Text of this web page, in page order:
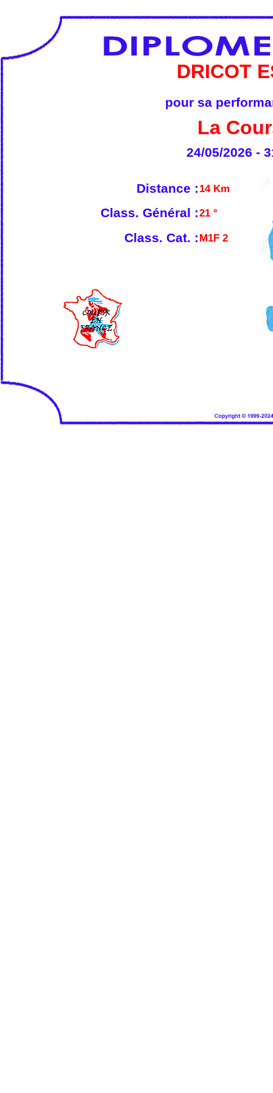
DRICOT
pour sa
La
24/05/2026 -
Distance : 14 Km
Class. Général :21 °
Class. Cat. : M1F 2